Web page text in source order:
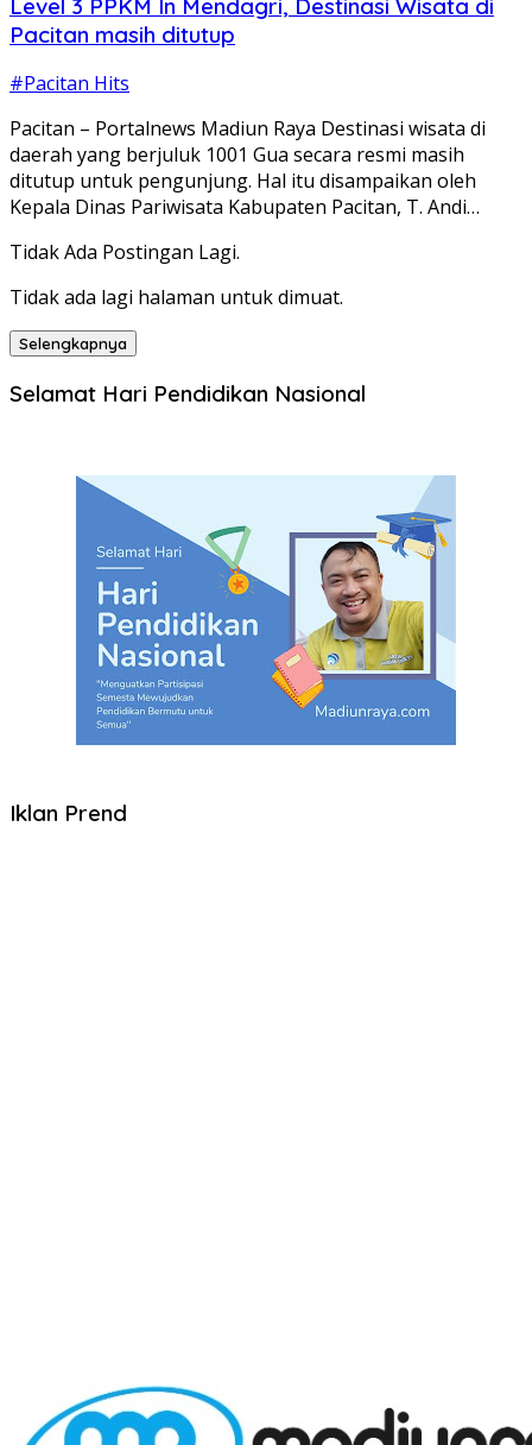
Pacitan masih ditutup
#Pacitan Hits
Pacitan – Portalnews Madiun Raya Destinasi wisata di
daerah yang berjuluk 1001 Gua secara resmi masih
ditutup untuk pengunjung. Hal itu disampaikan oleh
Kepala Dinas Pariwisata Kabupaten Pacitan, T. Andi…
Tidak Ada Postingan Lagi.
Tidak ada lagi halaman untuk dimuat.
Selengkapnya
Selamat Hari Pendidikan Nasional
Iklan Prend